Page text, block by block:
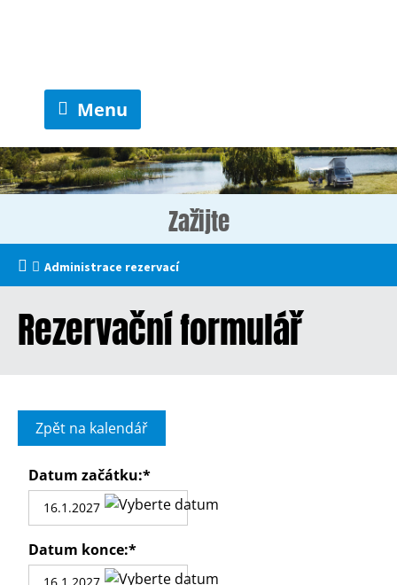
Menu
Zažijte
Administrace rezervací
Rezervační formulář
Zpět na kalendář
Datum začátku:*
Datum konce:*